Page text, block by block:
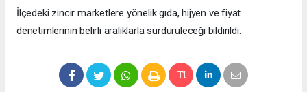
İlçedeki zincir marketlere yönelik gıda, hijyen ve fiyat
denetimlerinin belirli aralıklarla sürdürüleceği bildirildi.